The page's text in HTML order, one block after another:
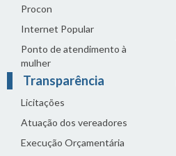
Procon
Internet Popular
Ponto de atendimento à
mulher
Transparência
Licitações
Atuação dos vereadores
Execução Orçamentária